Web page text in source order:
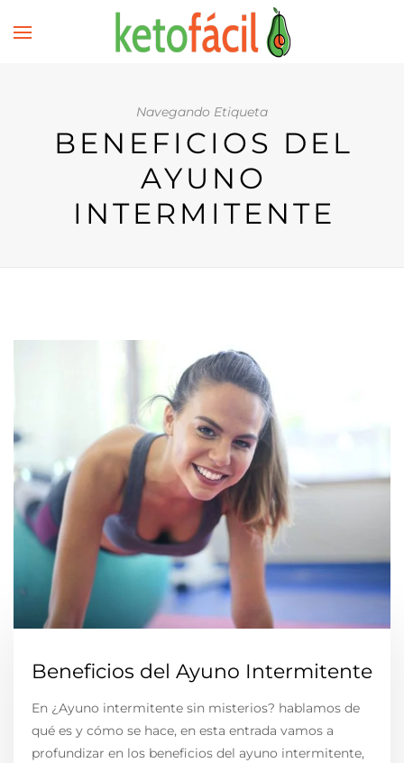
Navegando Etiqueta
BENEFICIOS DEL
AYUNO
INTERMITENTE
Beneficios del Ayuno Intermitente
En ¿Ayuno intermitente sin misterios? hablamos de
qué es y cómo se hace, en esta entrada vamos a
profundizar en los beneficios del ayuno intermitente,